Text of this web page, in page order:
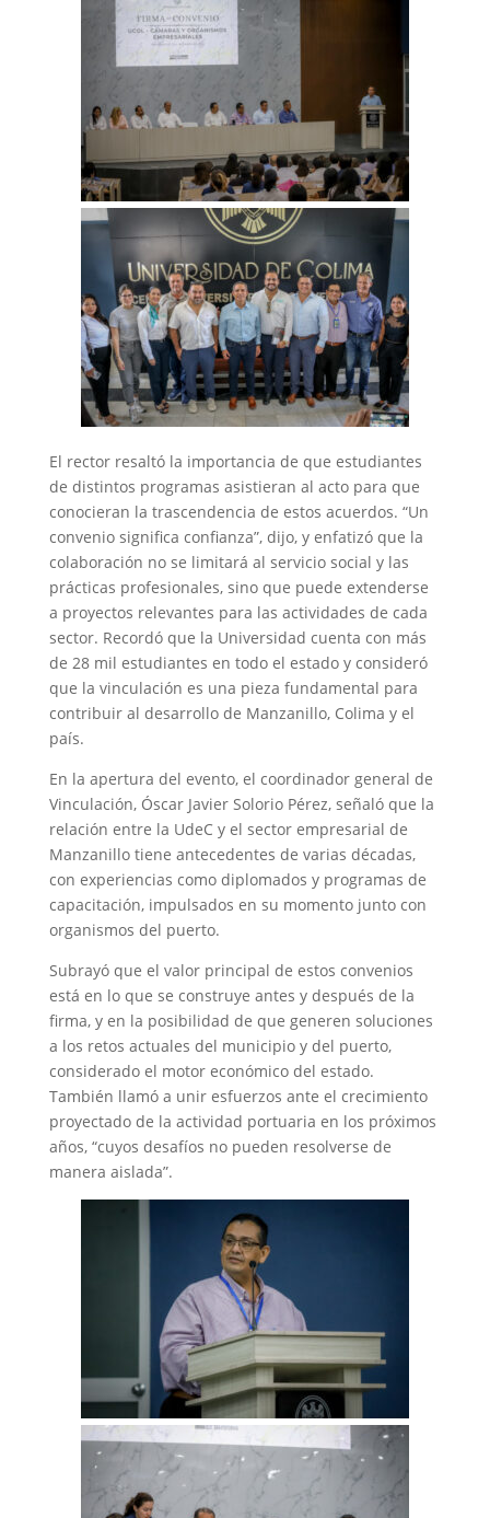
El rector resaltó la importancia de que estudiantes
de distintos programas asistieran al acto para que
conocieran la trascendencia de estos acuerdos. “Un
convenio significa confianza”, dijo, y enfatizó que la
colaboración no se limitará al servicio social y las
prácticas profesionales, sino que puede extenderse
a proyectos relevantes para las actividades de cada
sector. Recordó que la Universidad cuenta con más
de 28 mil estudiantes en todo el estado y consideró
que la vinculación es una pieza fundamental para
contribuir al desarrollo de Manzanillo, Colima y el
país.
En la apertura del evento, el coordinador general de
Vinculación, Óscar Javier Solorio Pérez, señaló que la
relación entre la UdeC y el sector empresarial de
Manzanillo tiene antecedentes de varias décadas,
con experiencias como diplomados y programas de
capacitación, impulsados en su momento junto con
organismos del puerto.
Subrayó que el valor principal de estos convenios
está en lo que se construye antes y después de la
firma, y en la posibilidad de que generen soluciones
a los retos actuales del municipio y del puerto,
considerado el motor económico del estado.
También llamó a unir esfuerzos ante el crecimiento
proyectado de la actividad portuaria en los próximos
años, “cuyos desafíos no pueden resolverse de
manera aislada”.